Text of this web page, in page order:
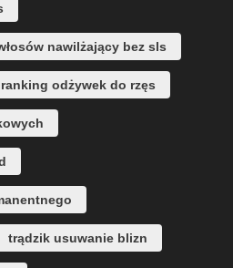
nawilżający bez sls
ranking odżywek do rzęs
trądzik usuwanie blizn